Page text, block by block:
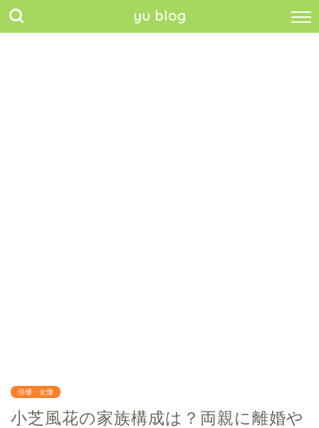
yu blog
俳優・女優
小芝風花の家族構成は？両親に離婚や